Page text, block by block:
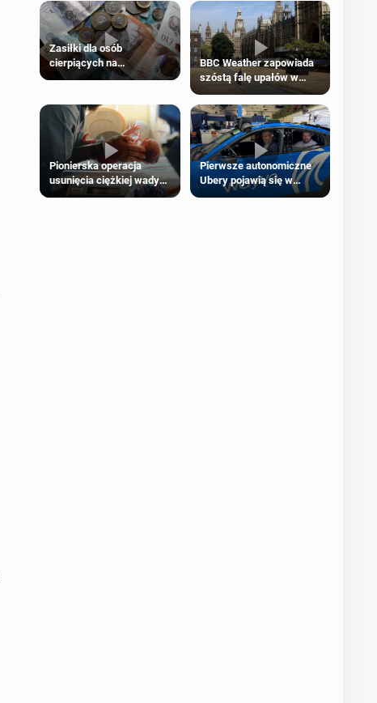
Zasiłki dla osób
cierpiących na
schorzenia psychiczne
BBC Weather zapowiada
szóstą falę upałów w
Pionierska operacja
usunięcia ciężkiej wady
wrodzonej płodu w łonie
Pierwsze autonomiczne
Ubery pojawią się w
Londynie jeszcze tego